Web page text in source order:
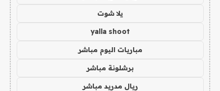
يلا شوت
yalla shoot
مباريات اليوم مباشر
برشلونة مباشر
ريال مدريد مباشر